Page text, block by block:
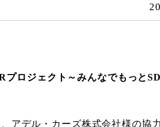
ロジェクト～みんなでもっと
アデル・カーズ株式会社様の協